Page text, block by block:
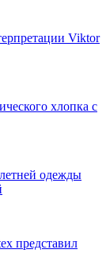
Viktor
хлопка с
одежды
представил